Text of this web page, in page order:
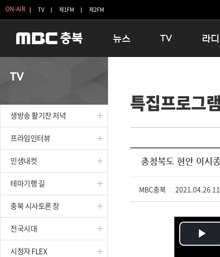
ON-AIR TV 제1FM 제2FM
뉴스
보은
옥천
TV
인생내컷
테마기행 길
시청자 FLEX
특집프로그램
종영프로그램
라
16:00 완
우리 고
TV
생방송 활기찬 저녁
프라임인터뷰
인생내컷
테마기행 길
충북 시사토론 창
전국시대
시청자 FLEX
특집프로그
충청북도 현안 이시
MBC충북 2021.04.26